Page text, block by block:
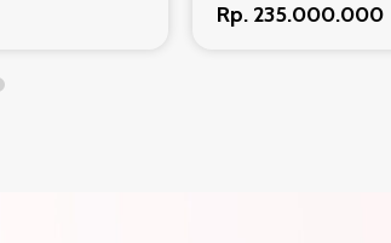
Rp. 235.000.000